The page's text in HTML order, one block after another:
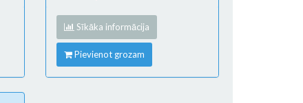
Sīkāka informācija
Pievienot grozam